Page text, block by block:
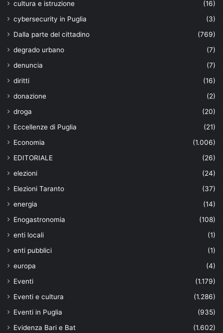
cultura e istruzione
(16)
cybersecurity in Puglia
(3)
Dalla parte del cittadino
(769)
degrado urbano
(7)
denuncia
(7)
diritti
(16)
donazione
(2)
droga
(20)
Eccellenze di Puglia
(21)
Economia
(1.006)
EDITORIALE
(26)
elezioni
(24)
Elezioni Taranto
(37)
energia
(14)
Enogastronomia
(108)
enti locali
(1)
enti pubblici
(1)
europa
(4)
Eventi
(1.179)
Eventi e cultura
(1.286)
Eventi in Puglia
(935)
Evidenza Bari e Bat
(1.602)